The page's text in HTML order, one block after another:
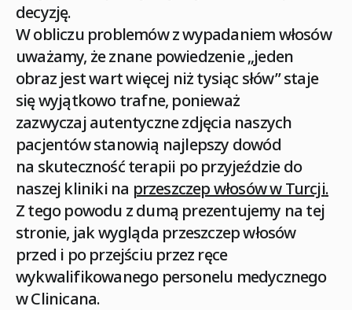
decyzję.
W obliczu problemów z wypadaniem włosów
uważamy, że znane powiedzenie „jeden
obraz jest wart więcej niż tysiąc słów” staje
się wyjątkowo trafne, ponieważ
zazwyczajautentyczne zdjęcia naszych
pacjentówstanowią najlepszy dowód
na skuteczność terapii po przyjeździe do
naszej kliniki na przeszczep włosów w Turcji.
Z tego powodu z dumą prezentujemy na tej
stronie, jak wygląda przeszczep włosów
przed i po przejściu przez ręce
wykwalifikowanego personelu medycznego
wClinicana.